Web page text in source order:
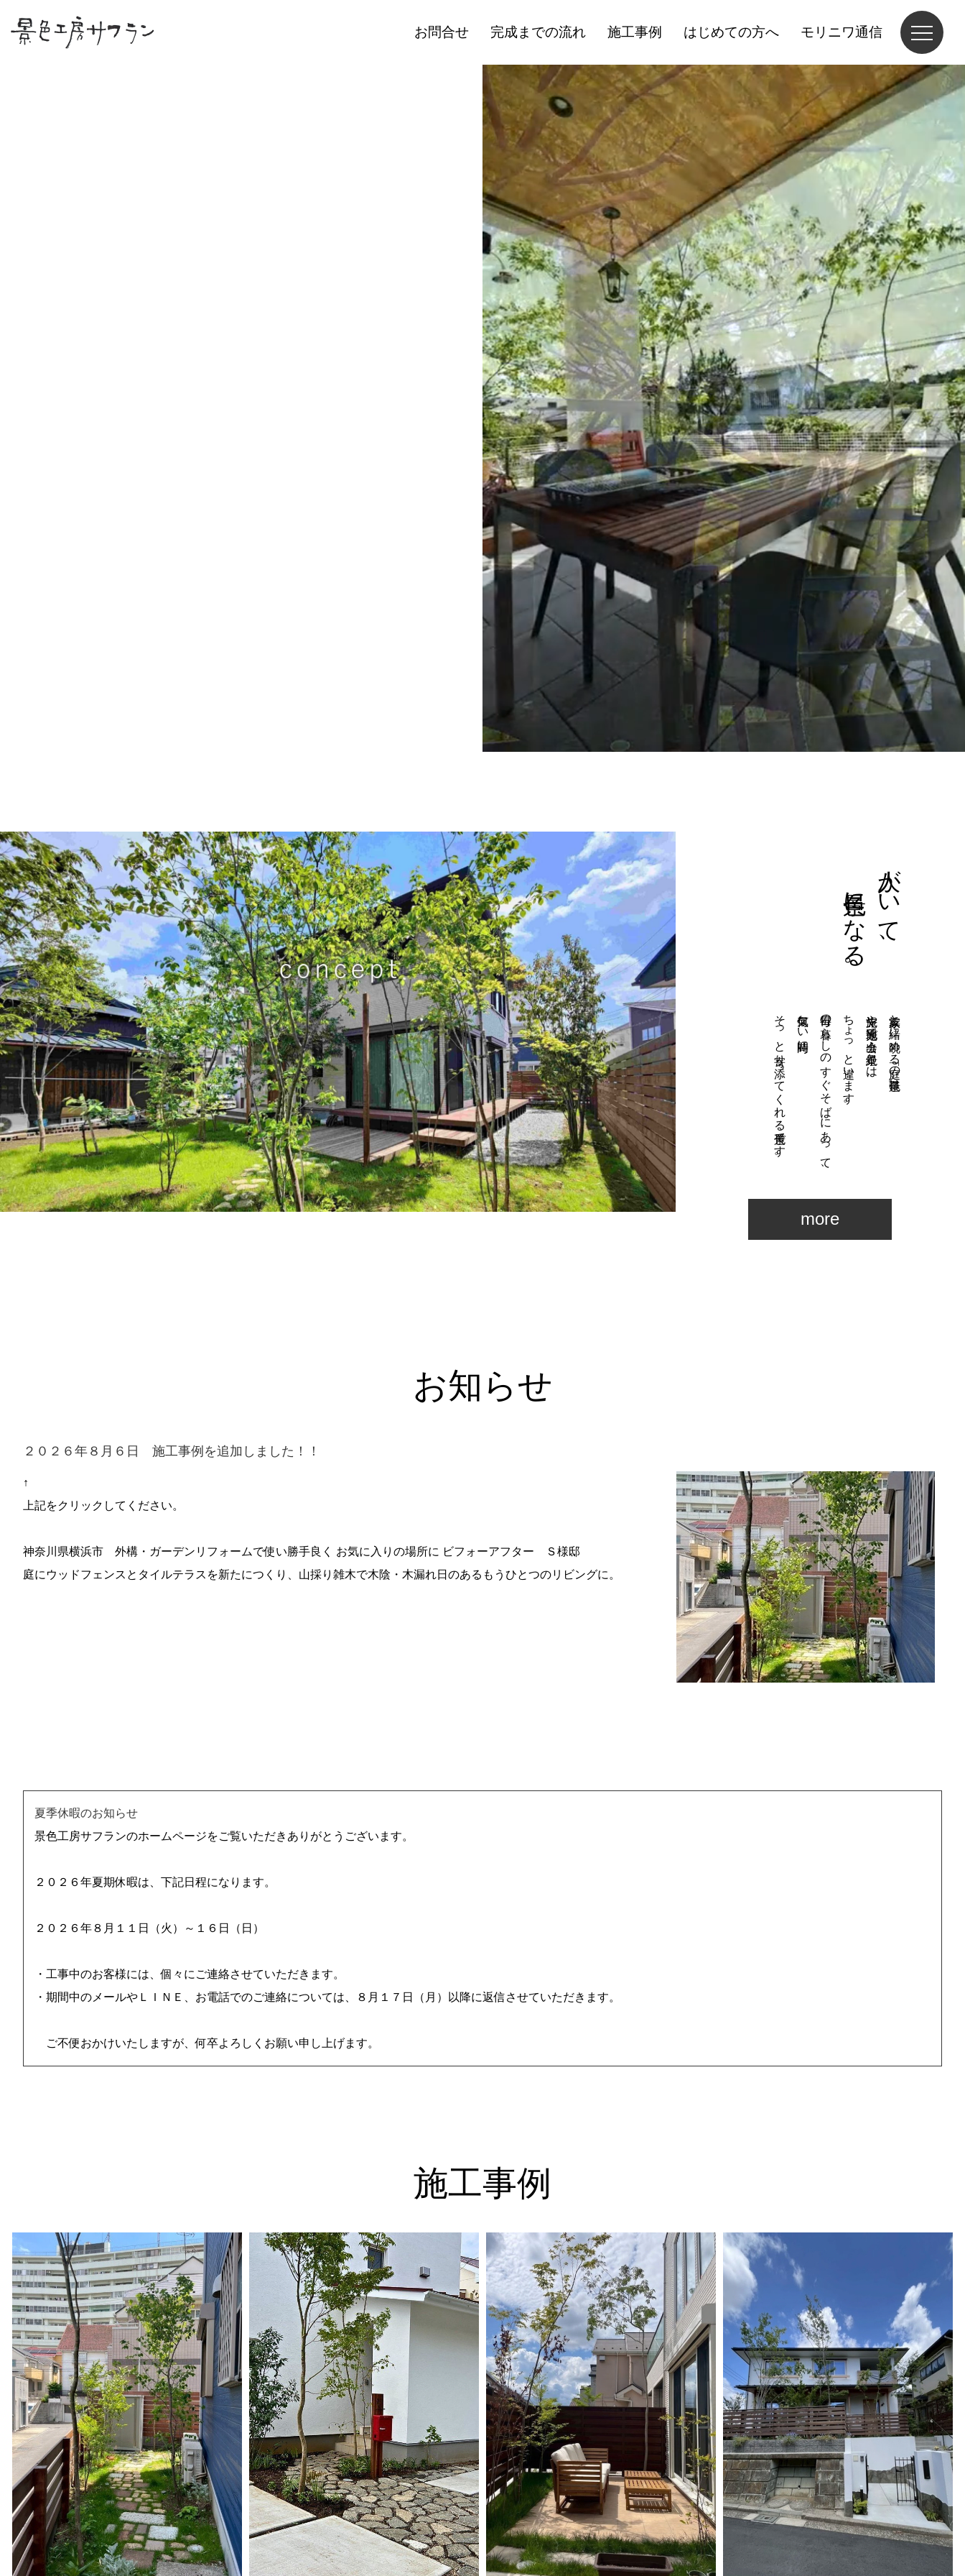
お問合せ 完成までの流れ 施工事例 はじめての方へ モリニワ通信
人がいて、
景色になる。
家族と一緒に眺める「庭の景色」は、
旅先や観光地で出会う絶景とは、
ちょっと違います。
毎日の暮らしのすぐそばにあって、
何気ない時間に、
そっと寄り添ってくれる景色です。
more
お知らせ
２０２６年８月６日 施工事例を追加しました！！
↑
上記をクリックしてください。
神奈川県横浜市 外構・ガーデンリフォームで使い勝手良く お気に入りの場所に ビフォーアフター Ｓ様邸
庭にウッドフェンスとタイルテラスを新たにつくり、山採り雑木で木陰・木漏れ日のあるもうひとつのリビングに。
夏季休暇のお知らせ
景色工房サフランのホームページをご覧いただきありがとうございます。
２０２６年夏期休暇は、下記日程になります。
２０２６年８月１１日（火）～１６日（日）
・工事中のお客様には、個々にご連絡させていただきます。
・期間中のメールやＬＩＮＥ、お電話でのご連絡については、８月１７日（月）以降に返信させていただきます。
ご不便おかけいたしますが、何卒よろしくお願い申し上げます。
施工事例